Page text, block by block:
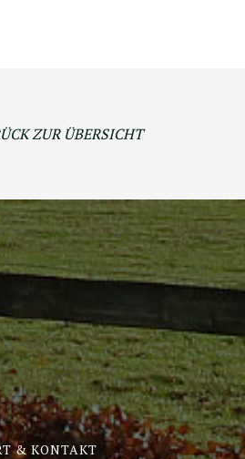
ZUR ÜBERSICHT
& KONTAKT